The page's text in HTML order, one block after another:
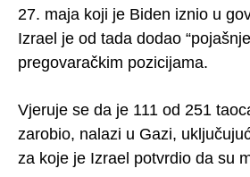
27. maja koji je Biden iznio u
Izrael je od tada dodao
pregovaračkim pozicijama.
Vjeruje se da je 111 od 251
zarobio, nalazi u Gazi,
za koje je Izrael potvrdio da su